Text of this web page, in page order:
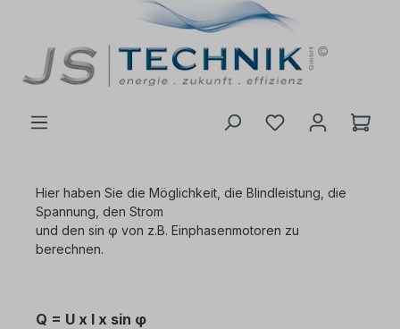
Hier haben Sie die Möglichkeit, die Blindleistung, die
Spannung, den Strom
und den sin φ von z.B. Einphasenmotoren zu
berechnen.
Q = U x I x sin φ